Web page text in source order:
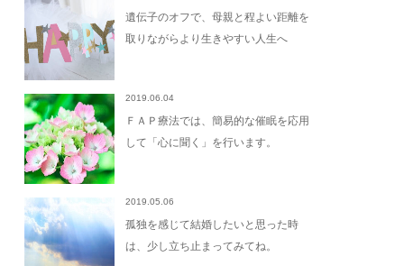
遺伝子のオフで、母親と程よい距離を
取りながらより生きやすい人生へ
2019.06.04
ＦＡＰ療法では、簡易的な催眠を応用
して「心に聞く」を行います。
2019.05.06
孤独を感じて結婚したいと思った時
は、少し立ち止まってみてね。